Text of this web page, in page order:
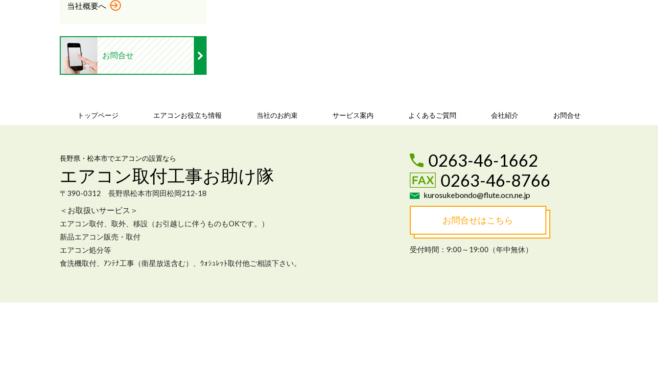
当社概要へ
お問合せ
トップページ エアコンお役立ち情報 当社のお約束 サービス案内 よくあるご質問 会社紹介 お問合せ
長野県・松本市でエアコンの設置なら
エアコン取付工事お助け隊
〒390-0312 長野県松本市岡田松岡212-18
＜お取扱いサービス＞
エアコン取付、取外、移設（お引越しに伴うものもOKです。）
新品エアコン販売・取付
エアコン処分等
食洗機取付、ｱﾝﾃﾅ工事（衛星放送含む）、ｳｫｼｭﾚｯﾄ取付他ご相談下さい。
0263-46-1662
0263-46-8766
kurosukebondo@flute.ocn.ne.jp
お問合せはこちら
受付時間：9:00～19:00（年中無休）